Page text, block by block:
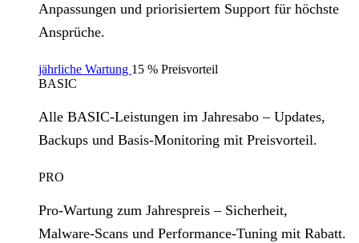
Anpassungen und priorisiertem Support für höchste
Ansprüche.
jährliche Wartung 15 % Preisvorteil
BASIC
Alle BASIC‑Leistungen im Jahresabo – Updates,
Backups und Basis‑Monitoring mit Preisvorteil.
PRO
Pro‑Wartung zum Jahrespreis – Sicherheit,
Malware‑Scans und Performance‑Tuning mit Rabatt.